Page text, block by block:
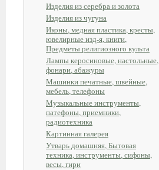
Изделия из серебра и золота
Изделия из чугуна
Иконы, медная пластика, кресты,
ювелирные изд-я, книги,
Предметы религиозного культа
Лампы керосиновые, настольные,
фонари, абажуры
Машинки печатные, швейные,
мебель, телефоны
Музыкальные инструменты,
патефоны, приемники,
радиотехника
Картинная галерея
Утварь домашняя, Бытовая
техника, инструменты, сифоны,
весы, гири